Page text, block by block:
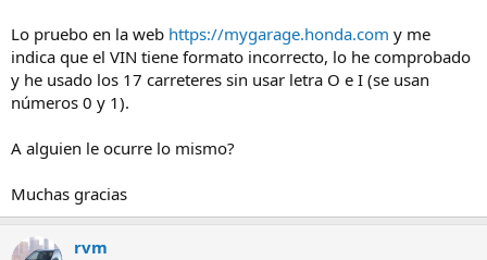
Lo pruebo en la web https://mygarage.honda.com y me
indica que el VIN tiene formato incorrecto, lo he comprobado
y he usado los 17 carreteres sin usar letra O e I (se usan
números 0 y 1).
A alguien le ocurre lo mismo?
Muchas gracias
rvm